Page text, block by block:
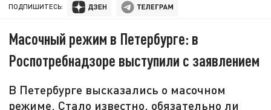
ПОДПИШИТЕСЬ:
Масочный режим в Петербурге: в
Роспотребнадзоре выступили с заявлением
В Петербурге высказались о масочном
режиме. Стало известно, обязательно ли